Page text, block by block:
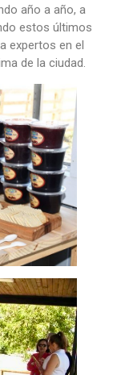
año a año, a
estos últimos
expertos en el
de la ciudad.